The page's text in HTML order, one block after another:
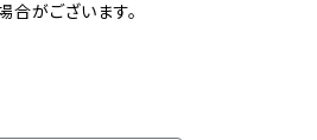
がございます。